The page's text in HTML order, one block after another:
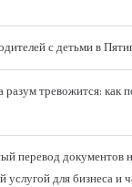
с детьми в
разум тревожится: как
перевод документов
услугой для бизнеса и